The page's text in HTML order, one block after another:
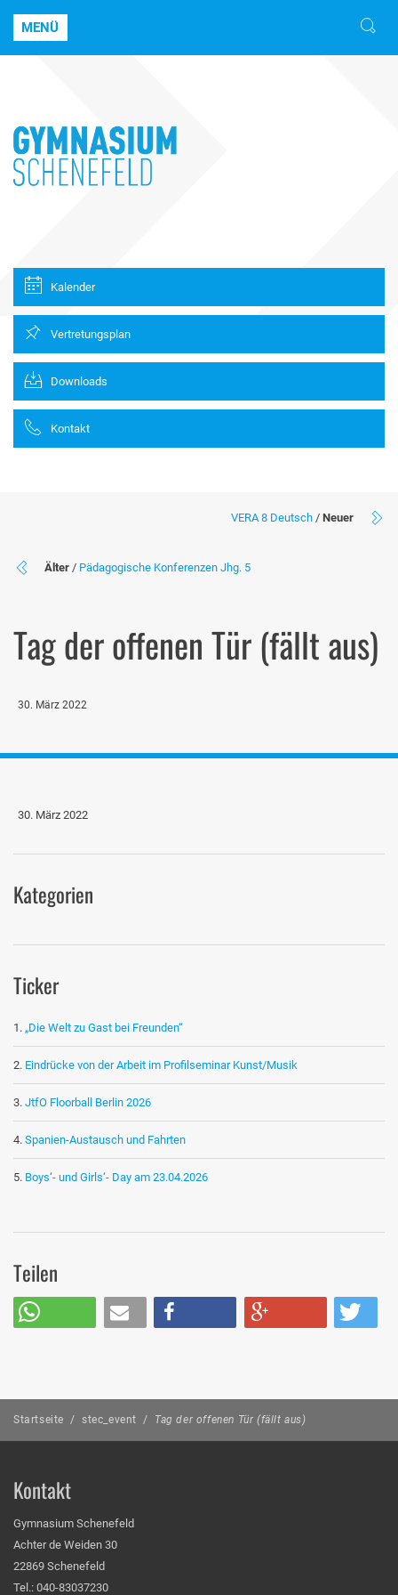
MENÜ
Kalender
Vertretungsplan
Downloads
Kontakt
VERA 8 Deutsch / Neuer
Älter / Pädagogische Konferenzen Jhg. 5
Tag der offenen Tür (fällt aus)
30. März 2022
30. März 2022
Kategorien
Ticker
„Die Welt zu Gast bei Freunden“
Eindrücke von der Arbeit im Profilseminar Kunst/Musik
JtfO Floorball Berlin 2026
Spanien-Austausch und Fahrten
Boys‘- und Girls‘- Day am 23.04.2026
Teilen
Startseite / stec_event / Tag der offenen Tür (fällt aus)
Kontakt
Gymnasium Schenefeld
Achter de Weiden 30
22869 Schenefeld
Tel.: 040-83037230